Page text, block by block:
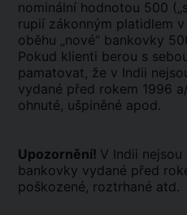
nominální hodnotou 500
rupií zákonným platidlem
oběhu „nové“ bankovky
Pokud klienti berou s
pamatovat, že v Indii
vydané před rokem 1996
ohnuté, ušpiněné apod.
Upozornění! V Indii
bankovky vydané před
poškozené, roztrhané atd.